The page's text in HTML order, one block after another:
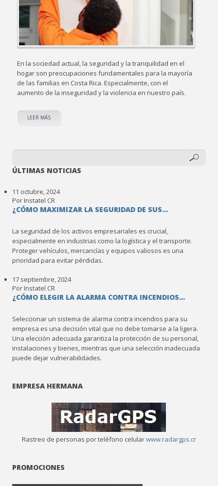
En la sociedad actual, la seguridad y la tranquilidad en el
hogar son preocupaciones fundamentales para la mayoría
de las familias en Costa Rica. Especialmente, con el
aumento de la inseguridad y la violencia en nuestro país.
LEER MÁS
ÚLTIMAS NOTICIAS
11 octubre, 2024
Por Instatel CR
¿CÓMO MAXIMIZAR LA SEGURIDAD DE SUS...
La seguridad de los activos empresariales es crucial,
especialmente en industrias como la logística y el transporte.
Proteger vehículos, mercancías y equipos valiosos es una
prioridad para evitar pérdidas.
17 septiembre, 2024
Por Instatel CR
¿CÓMO ELEGIR LA ALARMA CONTRA INCENDIOS...
Seleccionar un sistema de alarma contra incendios para su
empresa es una decisión vital que no debe tomarse a la ligera.
Una elección adecuada garantiza la protección de su personal,
instalaciones y bienes, mientras que una selección inadecuada
puede dejar vulnerabilidades.
EMPRESA HERMANA
Rastreo de personas por teléfono celularwww.radargps.cr
PROMOCIONES